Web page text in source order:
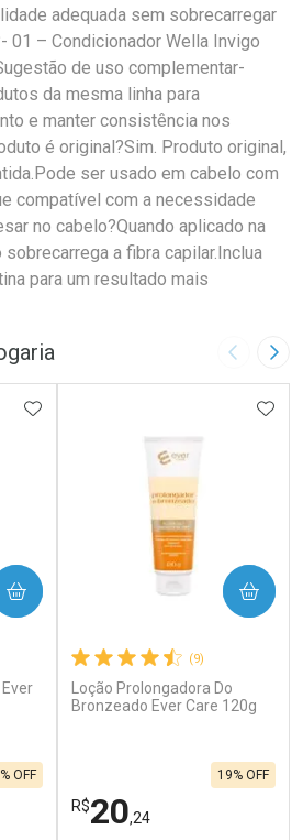
adequada sem sobrecarregar
01 – Condicionador Wella Invigo
de uso complementar-
da mesma linha para
e manter consistência nos
é original?Sim. Produto original,
ser usado em cabelo com
compatível com a necessidade
no cabelo?Quando aplicado na
a fibra capilar.Inclua
para um resultado mais
Imagem
OFF
ADICIONAR AOS FAVORITOS
(9)
Loção Prolongadora Do
Bronzeado Ever Care 120g
R$20,24
19% OFF
COMPRAR